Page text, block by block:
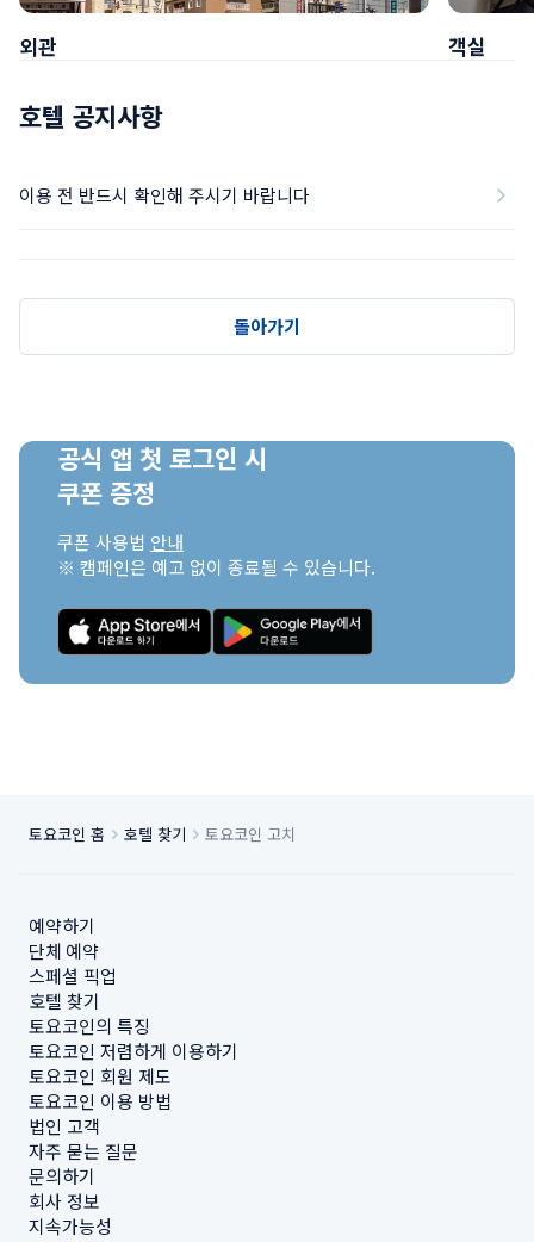
외관 객실
호텔 공지사항
이용 전 반드시 확인해 주시기 바랍니다
돌아가기
공식 앱 첫 로그인 시
쿠폰 증정
쿠폰 사용법 안내
※ 캠페인은 예고 없이 종료될 수 있습니다.
토요코인 홈 호텔 찾기 토요코인 고치
예약하기
단체 예약
스페셜 픽업
호텔 찾기
토요코인의 특징
토요코인 저렴하게 이용하기
토요코인 회원 제도
토요코인 이용 방법
법인 고객
자주 묻는 질문
문의하기
회사 정보
지속가능성